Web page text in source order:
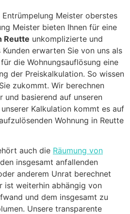
Meister oberstes
Meister bieten Ihnen für eine
Reutte unkomplizierte und
erwarten Sie von uns als
die Wohnungsauflösung eine
der Preiskalkulation. So wissen
zukommt. Wir berechnen
und basierend auf unseren
Kalkulation kommt es auf
Wohnung in Reutte
auch die Räumung von
insgesamt anfallenden
anderem Unrat berechnet
ist weiterhin abhängig von
und dem insgesamt zu
Unsere transparente